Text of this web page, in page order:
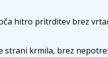
hitro pritrditev brez
krmila, brez